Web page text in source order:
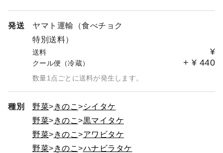
発送
ヤマト運輸（食べチョク
特別送料）
送料 ¥
クール便（冷蔵） + ¥ 440
数量1点ごとに送料が発生します。
種別 野菜 きのこ
シイタケ
野菜
きのこ
黒マイタケ
野菜
きのこ
アワビタケ
野菜
きのこ
ハナビラタケ